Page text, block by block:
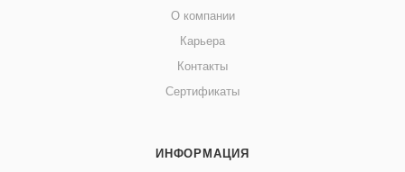
О компании
Карьера
Контакты
Сертификаты
ИНФОРМАЦИЯ